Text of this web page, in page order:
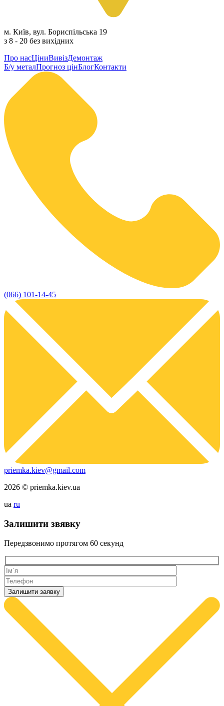
м. Київ, вул. Бориспільська 19
з 8 - 20 без вихідних
Про насЦіниВивізДемонтаж
Б/у металПрогноз цінБлогКонтакти
(066) 101-14-45
priemka.kiev@gmail.com
2026 © priemka.kiev.ua
ua ru
Залишити звявку
Передзвонимо протягом 60 секунд